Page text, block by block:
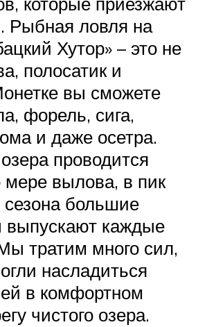
Рыбная ловля на
Хутор» – это не
полосатик и
вы сможете
форель, сига,
и даже осетра.
проводится
мере вылова, в пик
сезона большие
каждые
тратим много сил,
насладиться
в комфортном
чистого озера.